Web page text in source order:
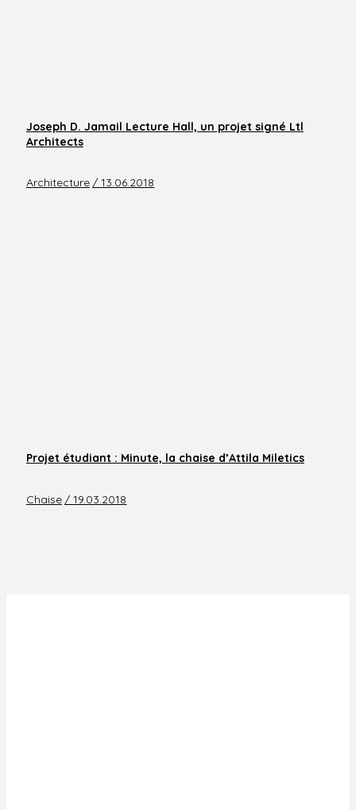
Joseph D. Jamail Lecture Hall, un projet signé Ltl
Architects
Architecture / 13.06.2018
Projet étudiant : Minute, la chaise d’Attila Miletics
Chaise / 19.03.2018